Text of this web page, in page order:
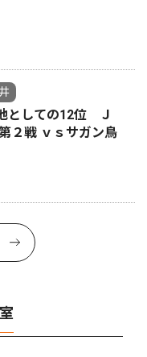
としての12位 Ｊ
２戦 ｖｓサガン鳥